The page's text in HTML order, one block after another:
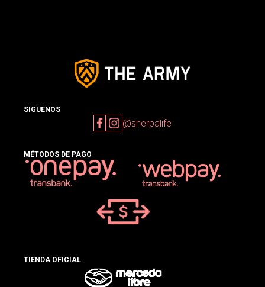
SIGUENOS
@sherpalife
MÉTODOS DE PAGO
TIENDA OFICIAL